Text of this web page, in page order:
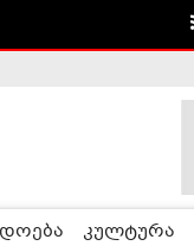
კულტურა